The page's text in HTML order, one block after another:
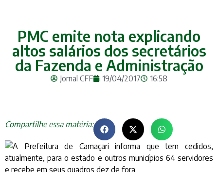
PMC emite nota explicando
altos salários dos secretários
da Fazenda e Administração
Jornal CFF 19/04/2017 16:58
Compartilhe essa matéria: